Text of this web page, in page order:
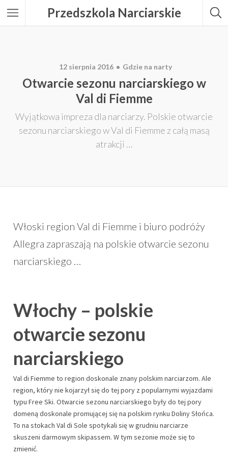
Przedszkola Narciarskie
12 sierpnia 2016 Gdzie na narty
Otwarcie sezonu narciarskiego w
Val di Fiemme
Wyjątkowa impreza dla narciarzy. Polskie otwarcie
sezonu narciarskiego w Val di Fiemme z całą masą
atrakcji …
Włoski region Val di Fiemme i biuro podróży
Allegra zapraszają na polskie otwarcie sezonu
narciarskiego …
Włochy – polskie
otwarcie sezonu
narciarskiego
Val di Fiemme to region doskonale znany polskim narciarzom. Ale
region, który nie kojarzył się do tej pory z popularnymi wyjazdami
typu Free Ski. Otwarcie sezonu narciarskiego były do tej pory
domeną doskonale promującej się na polskim rynku Doliny Słońca.
To na stokach Val di Sole spotykali się w grudniu narciarze
skuszeni darmowym skipassem. W tym sezonie może się to
zmienić.